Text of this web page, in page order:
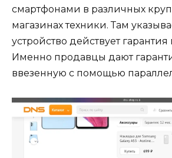
смартфонами в различных
магазинах техники. Там
устройство действует
Именно продавцы дают
ввезенную с помощью